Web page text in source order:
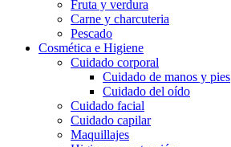
Fruta y verdura
Carne y charcuteria
Pescado
Cosmética e Higiene
Cuidado corporal
Cuidado de manos y pies
Cuidado del oído
Cuidado facial
Cuidado capilar
Maquillajes